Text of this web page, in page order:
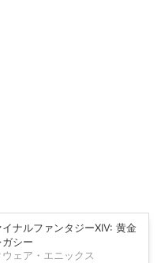
イナルファンタジーXIV: 黄金
シー
ウェア・エニックス